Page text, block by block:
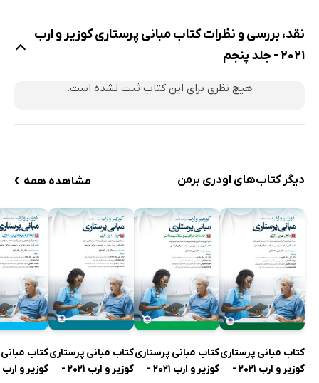
نقد، بررسی و نظرات کتاب مبانی پرستاری کوزیر و ارب
2021 - جلد پنجم
هیچ نظری برای این کتاب ثبت نشده است.
دیگر کتاب‌های اودری برمن مشاهده همه ›
کتاب مبانی پرستاری
کوزیر و ارب 2021 -
کتاب مبانی پرستاری
کوزیر و ارب 2021 -
کتاب مبانی پرستاری
کوزیر و ارب 2021 -
کتاب